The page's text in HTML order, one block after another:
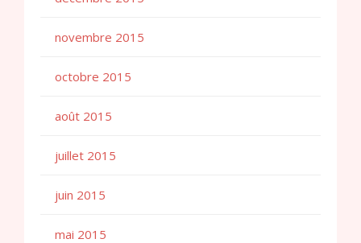
novembre 2015
octobre 2015
août 2015
juillet 2015
juin 2015
mai 2015